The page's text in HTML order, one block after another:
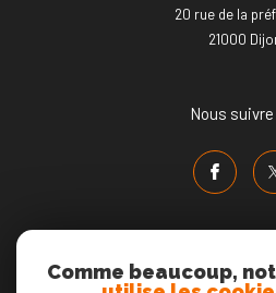
20 rue de la
21000
Nous
Comme beaucoup,